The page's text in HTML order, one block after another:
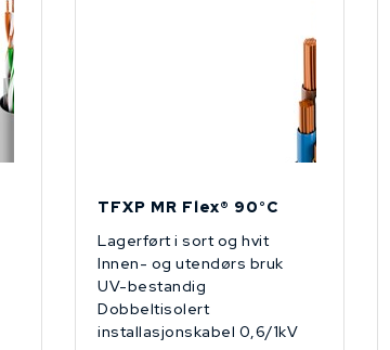
TFXP MR Flex® 90°C
Lagerført i sort og hvit
Innen- og utendørs bruk
UV-bestandig
Dobbeltisolert
installasjonskabel 0,6/1kV